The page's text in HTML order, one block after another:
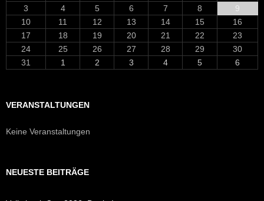
3
4 5 6 7 8
9
10
11 12 13 14 15
16
17
18 19 20 21 22
23
24
25 26 27 28 29
30
31
1 2 3 4 5 6
VERANSTALTUNGEN
Keine Veranstaltungen
NEUESTE BEITRÄGE